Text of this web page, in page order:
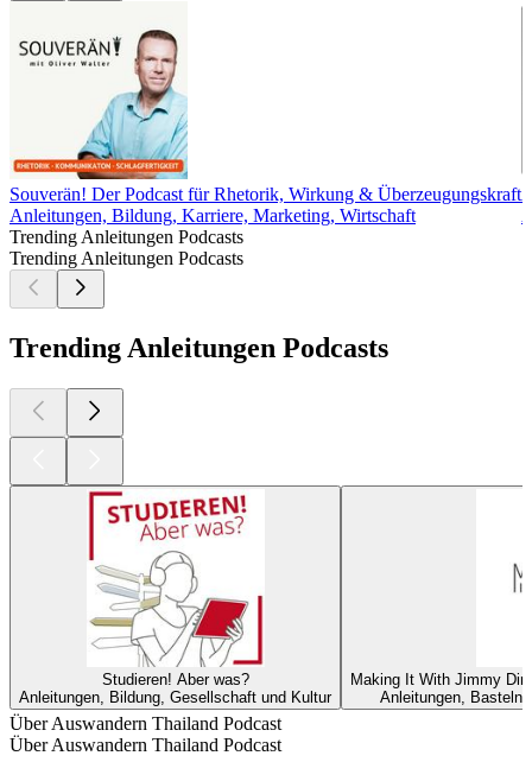
Souverän! Der Podcast für Rhetorik, Wirkung & Überzeugungskraft
Anleitungen, Bildung, Karriere, Marketing, Wirtschaft
Trending Anleitungen Podcasts
Trending Anleitungen Podcasts
Trending Anleitungen Podcasts
Studieren! Aber was?
Anleitungen, Bildung, Gesellschaft und Kultur
Making It With Jimmy
Anleitungen,
Über Auswandern Thailand Podcast
Über Auswandern Thailand Podcast